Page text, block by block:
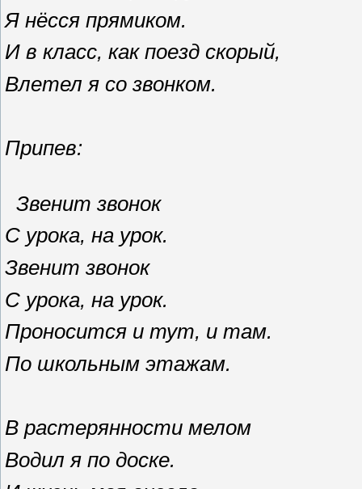
Я нёсся прямиком.
И в класс, как поезд скорый,
Влетел я со звонком.
Припев:
Звенит звонок
С урока, на урок.
Звенит звонок
С урока, на урок.
Проносится и тут, и там.
По школьным этажам.
В растерянности мелом
Водил я по доске.